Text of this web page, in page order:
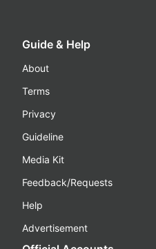
Guide & Help
About
Terms
Privacy
Guideline
Media Kit
Feedback/Requests
Help
Advertisement